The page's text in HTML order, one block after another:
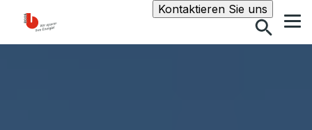
Kontaktieren Sie unsSuche